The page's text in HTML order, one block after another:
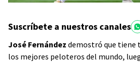
Suscríbete a nuestros canales
José Fernández demostró que tiene
los mejores peloteros del mundo,